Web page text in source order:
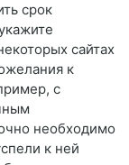
срок
сайтах
к
с
необходимо
к ней